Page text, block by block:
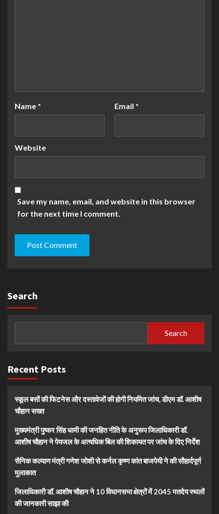
Name * Email *
Website
Save my name, email, and website in this browser
for the next time I comment.
Search
Search
Recent Posts
स्कूल बसों की फिटनेस और दस्तावेजों की होगी नियमित जांच, डीएम डॉ. आशीष
चौहान सख्त
मुख्यमंत्री पुष्कर सिंह धामी की जनहित नीति के अनुरूप जिलाधिकारी डॉ.
आशीष चौहान ने पेयजल के अत्यधिक बिल की शिकायत पर जांच के दिए निर्देश
सैनिक कल्याण मंत्री गणेश जोशी से कर्नल कृष्ण कांत बाजपेयी ने की सौहार्दपूर्ण
मुलाकात
जिलाधिकारी डॉ. आशीष चौहान ने 10 विधानसभा क्षेत्रों में 2045 मतदेय स्थलों
की जानकारी साझा की